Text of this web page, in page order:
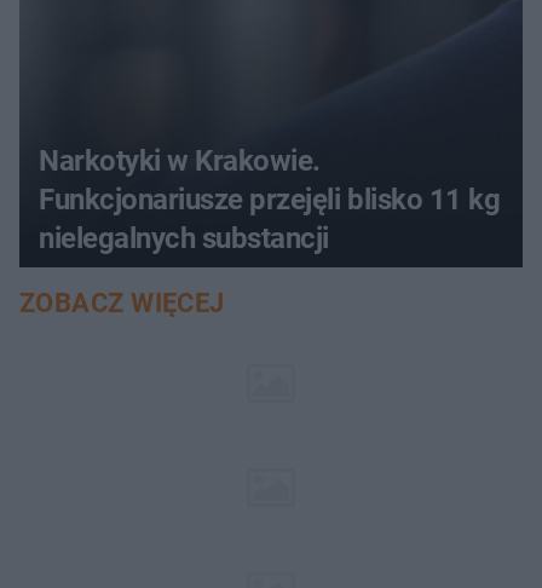
Narkotyki w Krakowie.
Funkcjonariusze przejęli blisko 11 kg
nielegalnych substancji
ZOBACZ WIĘCEJ